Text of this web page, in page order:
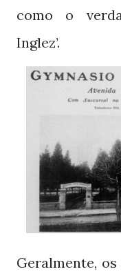
como o
Inglez’.
Geralmente,